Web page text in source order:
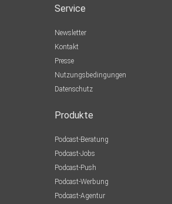
Service
Newsletter
Kontakt
Presse
Nutzungsbedingungen
Datenschutz
Produkte
Podcast-Beratung
Podcast-Jobs
Podcast-Push
Podcast-Werbung
Podcast-Agentur